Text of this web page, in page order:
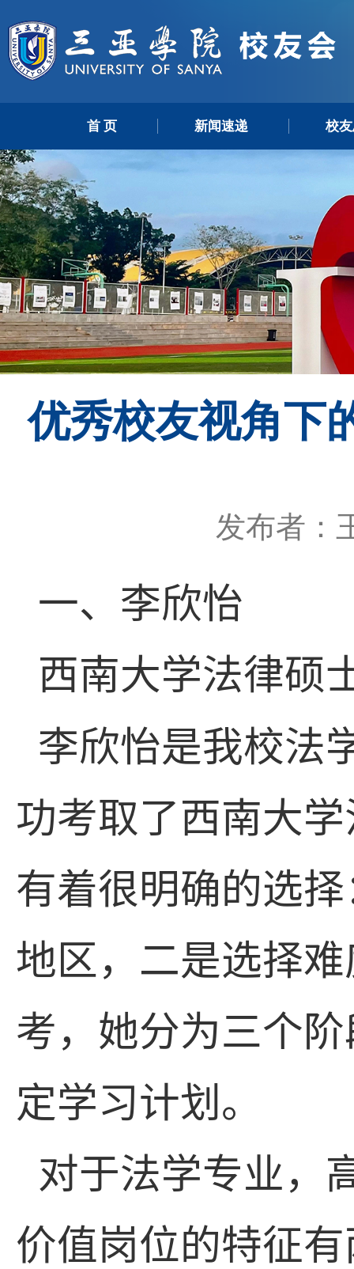
首 页 新闻速递 校
优秀校友视角下
发布者：
一、李欣怡
西南大学法律硕
李欣怡是我校法
功考取了西南大
有着很明确的选
地区，二是选择
考，她分为三个
定学习计划。
对于法学专业，
价值岗位的特征